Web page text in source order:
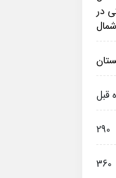
در
شمال
290
360